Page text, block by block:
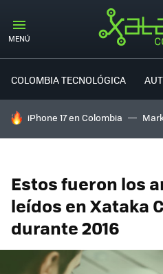
MENÚ
COLOMBIA TECNOLÓGICA
HOY SE HABLA DE
iPhone 17 en Colombia
Estos fueron los
leídos en Xataka
durante 2016